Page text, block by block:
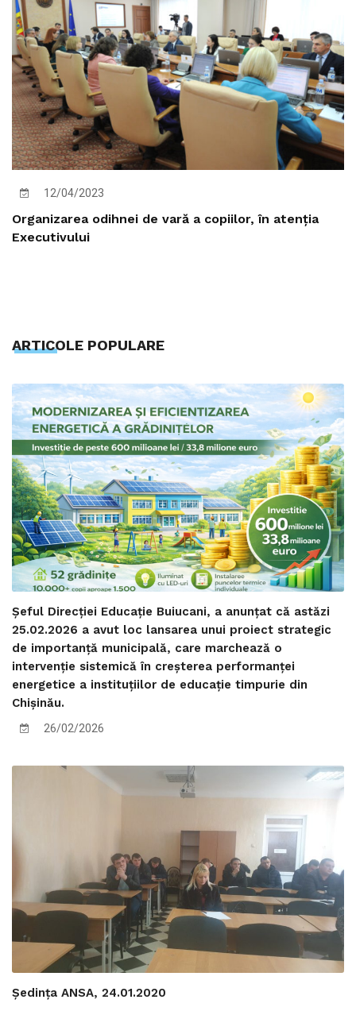
12/04/2023
Organizarea odihnei de vară a copiilor, în atenția
Executivului
ARTICOLE POPULARE
Șeful Direcției Educație Buiucani, a anunțat că astăzi
25.02.2026 a avut loc lansarea unui proiect strategic
de importanță municipală, care marchează o
intervenție sistemică în creșterea performanței
energetice a instituțiilor de educație timpurie din
Chișinău.
26/02/2026
Ședința ANSA, 24.01.2020